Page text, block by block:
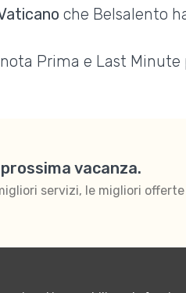
che Belsalento
Prima e Last Minute
vacanza.
servizi, le migliori